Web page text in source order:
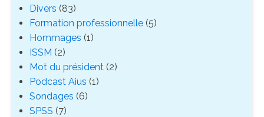
Divers (83)
Formation professionnelle (5)
Hommages (1)
ISSM (2)
Mot du président (2)
Podcast Aius (1)
Sondages (6)
SPSS (7)